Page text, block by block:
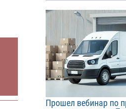
Image
Прошел вебинар по